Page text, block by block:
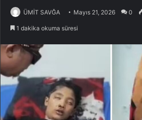
ÜMİT SAVĞA Mayıs 21, 2026 0
1 dakika okuma süresi